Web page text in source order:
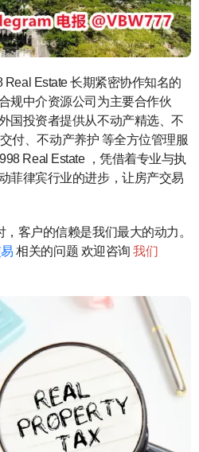
Estate 长期紧密协作知名的
规中介资源公司为主要合作伙
国投资者提供从不动产精选、不
付、不动产养护 等全方位管理服
Real Estate ，凭借着专业与执
菲律宾行业的进步，让房产交易
客户的信赖是我们最大的动力。
易相关的问题 欢迎咨询我们